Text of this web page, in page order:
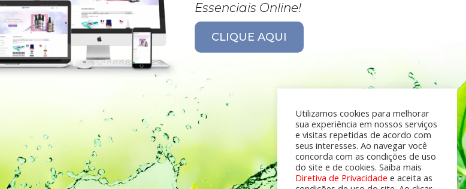
Essenciais Online!
CLIQUE AQUI
Utilizamos cookies para melhorar
sua experiência em nossos serviços
e visitas repetidas de acordo com
seus interesses. Ao navegar você
concorda com as condições de uso
do site e de cookies. Saiba mais
Diretiva de Privacidade e aceita as